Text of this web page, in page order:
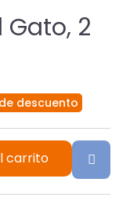
Gato, 2
de descuento
carrito